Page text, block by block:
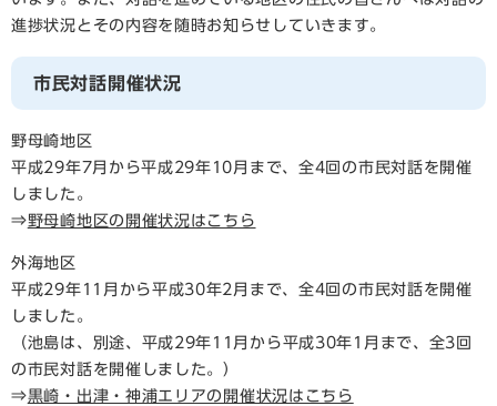
進捗状況とその内容を随時お知らせしていきます。
市民対話開催状況
野母崎地区
平成29年7月から平成29年10月まで、全4回の市民対話を開催
しました。
⇒野母崎地区の開催状況はこちら
外海地区
平成29年11月から平成30年2月まで、全4回の市民対話を開催
しました。
（池島は、別途、平成29年11月から平成30年1月まで、全3回
の市民対話を開催しました。）
⇒黒崎・出津・神浦エリアの開催状況はこちら